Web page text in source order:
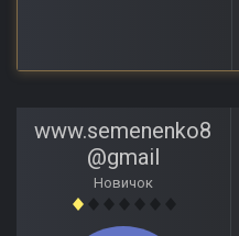
www.semenenko8
@gmail
Новичок